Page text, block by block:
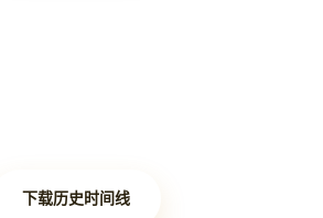
下载历史时间线